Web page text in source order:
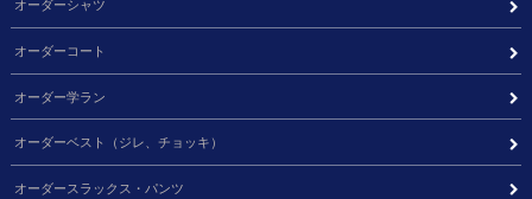
オーダーシャツ
オーダーコート
オーダー学ラン
オーダーベスト（ジレ、チョッキ）
オーダースラックス・パンツ